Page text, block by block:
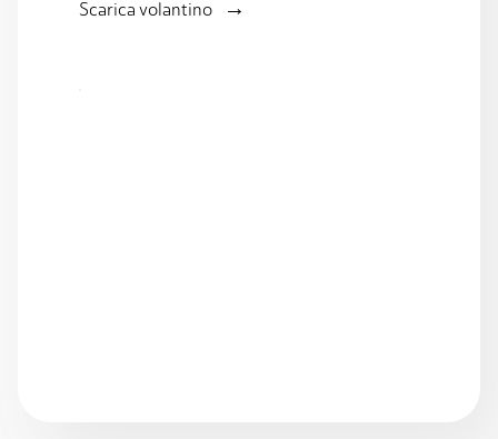
Scarica volantino→